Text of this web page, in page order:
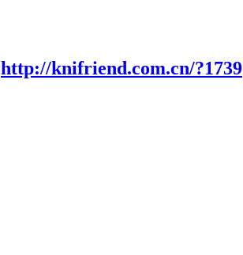
http://knifriend.com.cn/?1739